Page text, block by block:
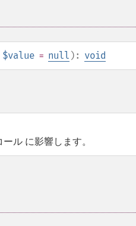
$value = null ): void
ル に影響します。